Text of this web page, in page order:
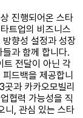
진행되어온 스타
트업의 비즈니스
향성 설정과 성장
과 함께 합니다.
트 전달이 아닌 각
드백을 제공합니
과 카카오모빌리
협력 가능성을 직
니, 관심 있는 스타